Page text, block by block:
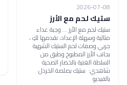
2026-07-08
ستيك لحم مع الأرز
ستيك لحم مع الأرز ... وجبة غداء
مثالية وسهلة الإعداد، نقدمها لكِ ،
جربي وصفات لحم الستيك الشهية
بجانب الأرز المطبوخ وطبق من
السلطة الغنية بالخضار الصحية
شاهدي: ستيك بصلصة الخردل
بالفيديو